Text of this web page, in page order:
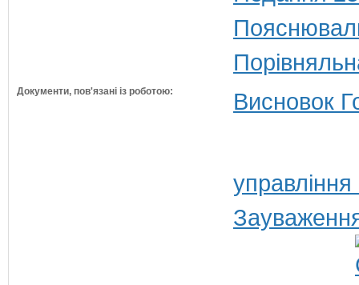
Документи, пов'язані із роботою: Висновок